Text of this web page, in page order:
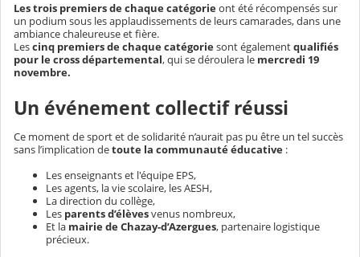
Les trois premiers de chaque catégorieont été récompensés sur
un podium sous les applaudissements de leurs camarades, dans une
ambiance chaleureuse et fière.
Lescinq premiers de chaque catégoriesont égalementqualifiés
pour le cross départemental, qui se déroulera le mercredi 19
novembre.
Un événement collectif réussi
Ce moment de sport et de solidarité n’aurait pas pu être un tel succès
sans l’implication detoute la communauté éducative :
Les enseignants et l'équipe EPS,
Les agents, la vie scolaire, les AESH,
La direction du collège,
Les parents d’élèvesvenus nombreux,
Et la mairie de Chazay-d’Azergues, partenaire logistique
précieux.